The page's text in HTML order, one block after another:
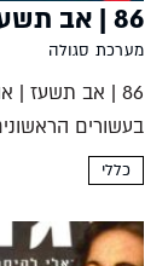
86 | אב תשעז | אוגוסט 2017
מערכת סגולה
בעשורים
הצברים יותר
כללי